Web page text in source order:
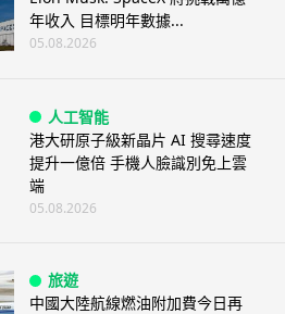
年收入 目標明年數據...
05.08.2026
人工智能
港大研原子級新晶片 AI 搜尋速度
提升一億倍 手機人臉識別免上雲
端
05.08.2026
旅遊
中國大陸航線燃油附加費今日再